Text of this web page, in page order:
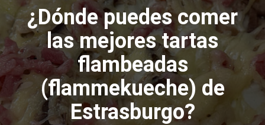
¿Dónde puedes comer
las mejores tartas
flambeadas
(flammekueche) de
Estrasburgo?